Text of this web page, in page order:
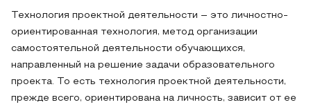
Технология проектной деятельности – это личностно-
ориентированная технология, метод организации
самостоятельной деятельности обучающихся,
направленный на решение задачи образовательного
проекта. То есть технология проектной деятельности,
прежде всего, ориентирована на личность, зависит от ее